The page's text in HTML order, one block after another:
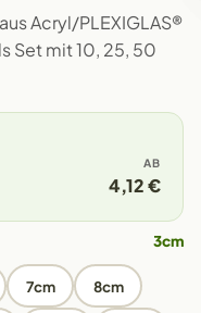
Acryl/PLEXIGLAS®
Set mit 10, 25, 50
AB
4,12 €
3cm
7cm 8cm